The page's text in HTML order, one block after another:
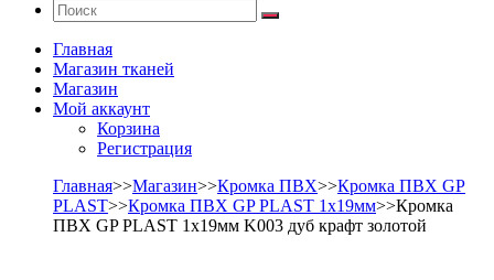
Главная
Магазин тканей
Магазин
Мой аккаунт
Корзина
Регистрация
Главная>>Магазин>>Кромка ПВХ>>Кромка ПВХ GP
PLAST>>Кромка ПВХ GP PLAST 1х19мм>>Кромка
ПВХ GP PLAST 1х19мм K003 дуб крафт золотой